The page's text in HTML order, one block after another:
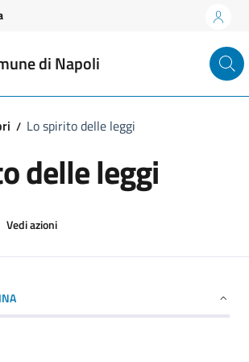
di Napoli
Lo spirito delle leggi
delle leggi
Vedi azioni